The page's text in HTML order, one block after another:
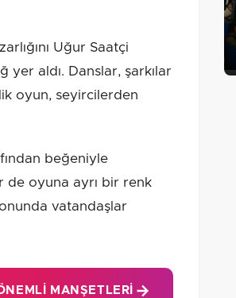
Uğur Saatçi
aldı. Danslar, şarkılar
oyun, seyircilerden
beğeniyle
de oyuna ayrı bir renk
vatandaşlar
MANŞETLERI